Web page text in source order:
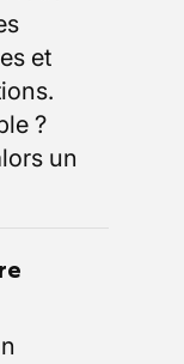
et
?
un